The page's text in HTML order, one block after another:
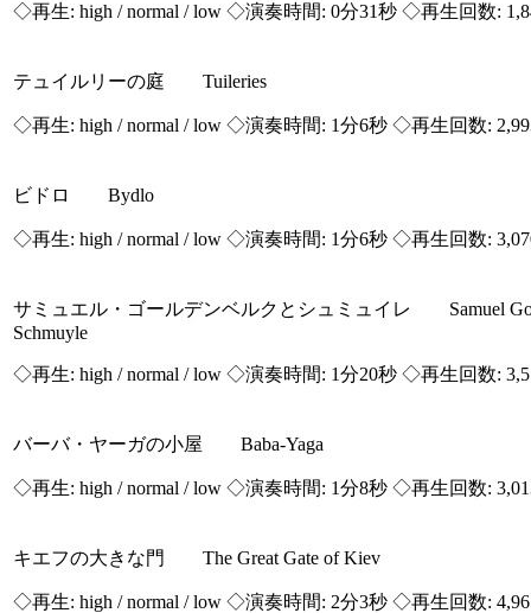
◇再生: high / normal / low ◇演奏時間: 0分31秒 ◇再生回数:
テュイルリーの庭 Tuileries
◇再生: high / normal / low ◇演奏時間: 1分6秒 ◇再生回数:
ビドロ Bydlo
◇再生: high / normal / low ◇演奏時間: 1分6秒 ◇再生回数:
サミュエル・ゴールデンベルクとシュミュイレ Samuel
Schmuyle
◇再生: high / normal / low ◇演奏時間: 1分20秒 ◇再生回数:
バーバ・ヤーガの小屋 Baba-Yaga
◇再生: high / normal / low ◇演奏時間: 1分8秒 ◇再生回数:
キエフの大きな門 The Great Gate of Kiev
◇再生: high / normal / low ◇演奏時間: 2分3秒 ◇再生回数: